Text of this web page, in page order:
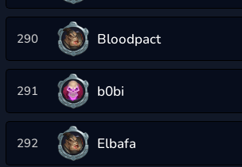
290 Bloodpact
291 b0bi
292 Elbafa